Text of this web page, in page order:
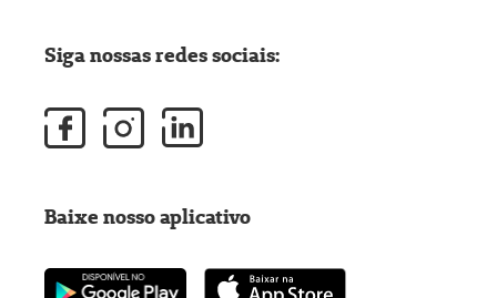
Siga nossas redes sociais:
Baixe nosso aplicativo